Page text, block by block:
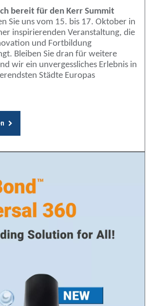
bereit für den Kerr Summit
Sie uns vom 15. bis 17. Oktober in
inspirierenden Veranstaltung, die
und Fortbildung
Bleiben Sie dran für weitere
wir ein unvergessliches Erlebnis in
Städte Europas